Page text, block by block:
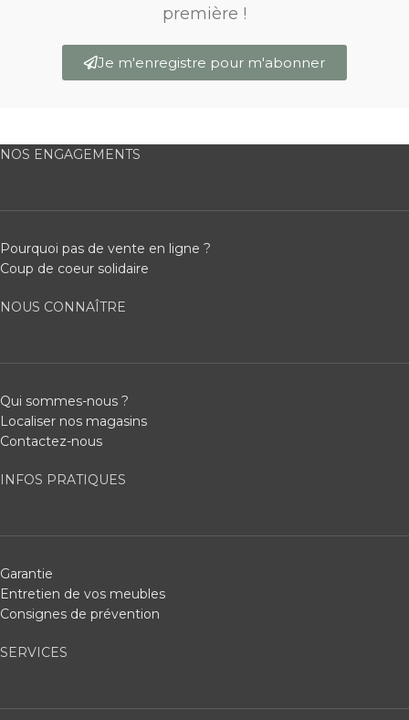
première !
Je m'enregistre pour m'abonner
NOS ENGAGEMENTS
Pourquoi pas de vente en ligne ?
Coup de coeur solidaire
NOUS CONNAÎTRE
Qui sommes-nous ?
Localiser nos magasins
Contactez-nous
INFOS PRATIQUES
Garantie
Entretien de vos meubles
Consignes de prévention
SERVICES